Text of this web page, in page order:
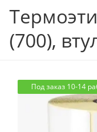
(700),
Под заказ 10-14